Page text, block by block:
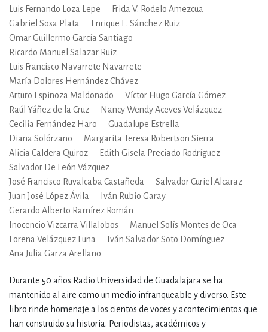
Luis Fernando Loza Lepe
Frida V. Rodelo Amezcua
Gabriel Sosa Plata
Enrique E. Sánchez Ruiz
Omar Guillermo García Santiago
Ricardo Manuel Salazar Ruiz
Luis Francisco Navarrete Navarrete
María Dolores Hernández Chávez
Arturo Espinoza Maldonado
Víctor Hugo García Gómez
Raúl Yáñez de la Cruz
Nancy Wendy Aceves Velázquez
Cecilia Fernández Haro
Guadalupe Estrella
Diana Solórzano
Margarita Teresa Robertson Sierra
Alicia Caldera Quiroz
Edith Gisela Preciado Rodríguez
Salvador De León Vázquez
José Francisco Ruvalcaba Castañeda
Salvador Curiel Alcaraz
Juan José López Ávila
Iván Rubio Garay
Gerardo Alberto Ramírez Román
Inocencio Vizcarra Villalobos
Manuel Solís Montes de Oca
Lorena Velázquez Luna
Iván Salvador Soto Domínguez
Ana Julia Garza Arellano
Durante 50 años Radio Universidad de Guadalajara se ha
mantenido al aire como un medio infranqueable y diverso. Este
libro rinde homenaje a los cientos de voces y acontecimientos que
han construido su historia. Periodistas, académicos y